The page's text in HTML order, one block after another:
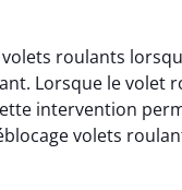
roulants
Lorsque le volet
intervention
volets